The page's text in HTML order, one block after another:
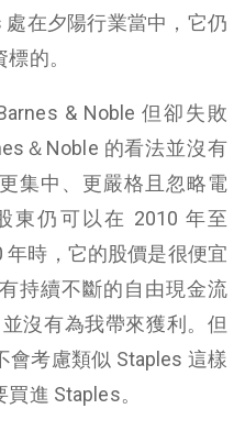
在夕陽行業當中，它仍
的。
& Noble 但卻失敗
＆Noble 的看法並沒有
集中、更嚴格且忽略電
東仍可以在 2010 年至
時，它的股價是很便宜
持續不斷的自由現金流
沒有為我帶來獲利。但
會考慮類似 Staples 這樣
進 Staples。